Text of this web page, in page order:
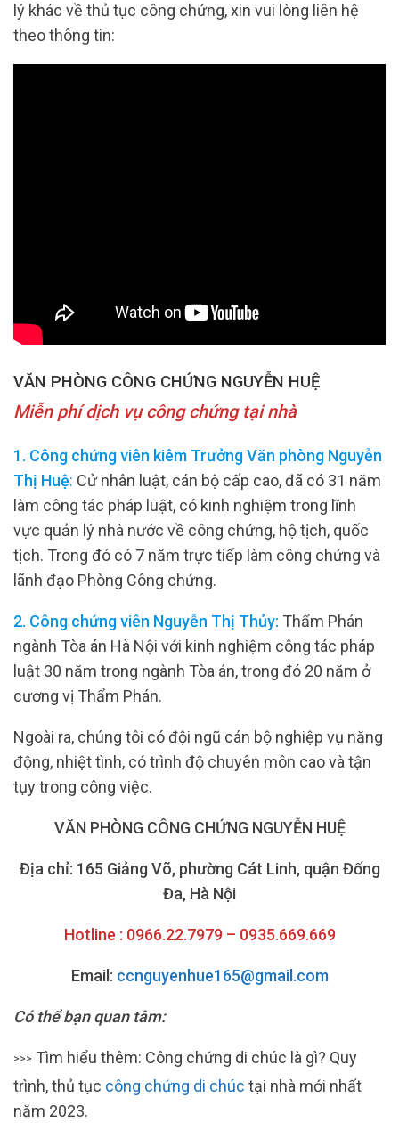
lý khác về thủ tục công chứng, xin vui lòng liên hệ
theo thông tin:
VĂN PHÒNG CÔNG CHỨNG NGUYỄN HUỆ
Miễn phí dịch vụ công chứng tại nhà
1. Công chứng viên kiêm Trưởng Văn phòng Nguyễn
Thị Huệ: Cử nhân luật, cán bộ cấp cao, đã có 31 năm
làm công tác pháp luật, có kinh nghiệm trong lĩnh
vực quản lý nhà nước về công chứng, hộ tịch, quốc
tịch. Trong đó có 7 năm trực tiếp làm công chứng và
lãnh đạo Phòng Công chứng.
2. Công chứng viên Nguyễn Thị Thủy: Thẩm Phán
ngành Tòa án Hà Nội với kinh nghiệm công tác pháp
luật 30 năm trong ngành Tòa án, trong đó 20 năm ở
cương vị Thẩm Phán.
Ngoài ra, chúng tôi có đội ngũ cán bộ nghiệp vụ năng
động, nhiệt tình, có trình độ chuyên môn cao và tận
tụy trong công việc.
VĂN PHÒNG CÔNG CHỨNG NGUYỄN HUỆ
Địa chỉ: 165 Giảng Võ, phường Cát Linh, quận Đống
Đa, Hà Nội
Hotline : 0966.22.7979 – 0935.669.669
Email: ccnguyenhue165@gmail.com
Có thể bạn quan tâm:
>>> Tìm hiểu thêm: Công chứng di chúc là gì? Quy
trình, thủ tục công chứng di chúc tại nhà mới nhất
năm 2023.